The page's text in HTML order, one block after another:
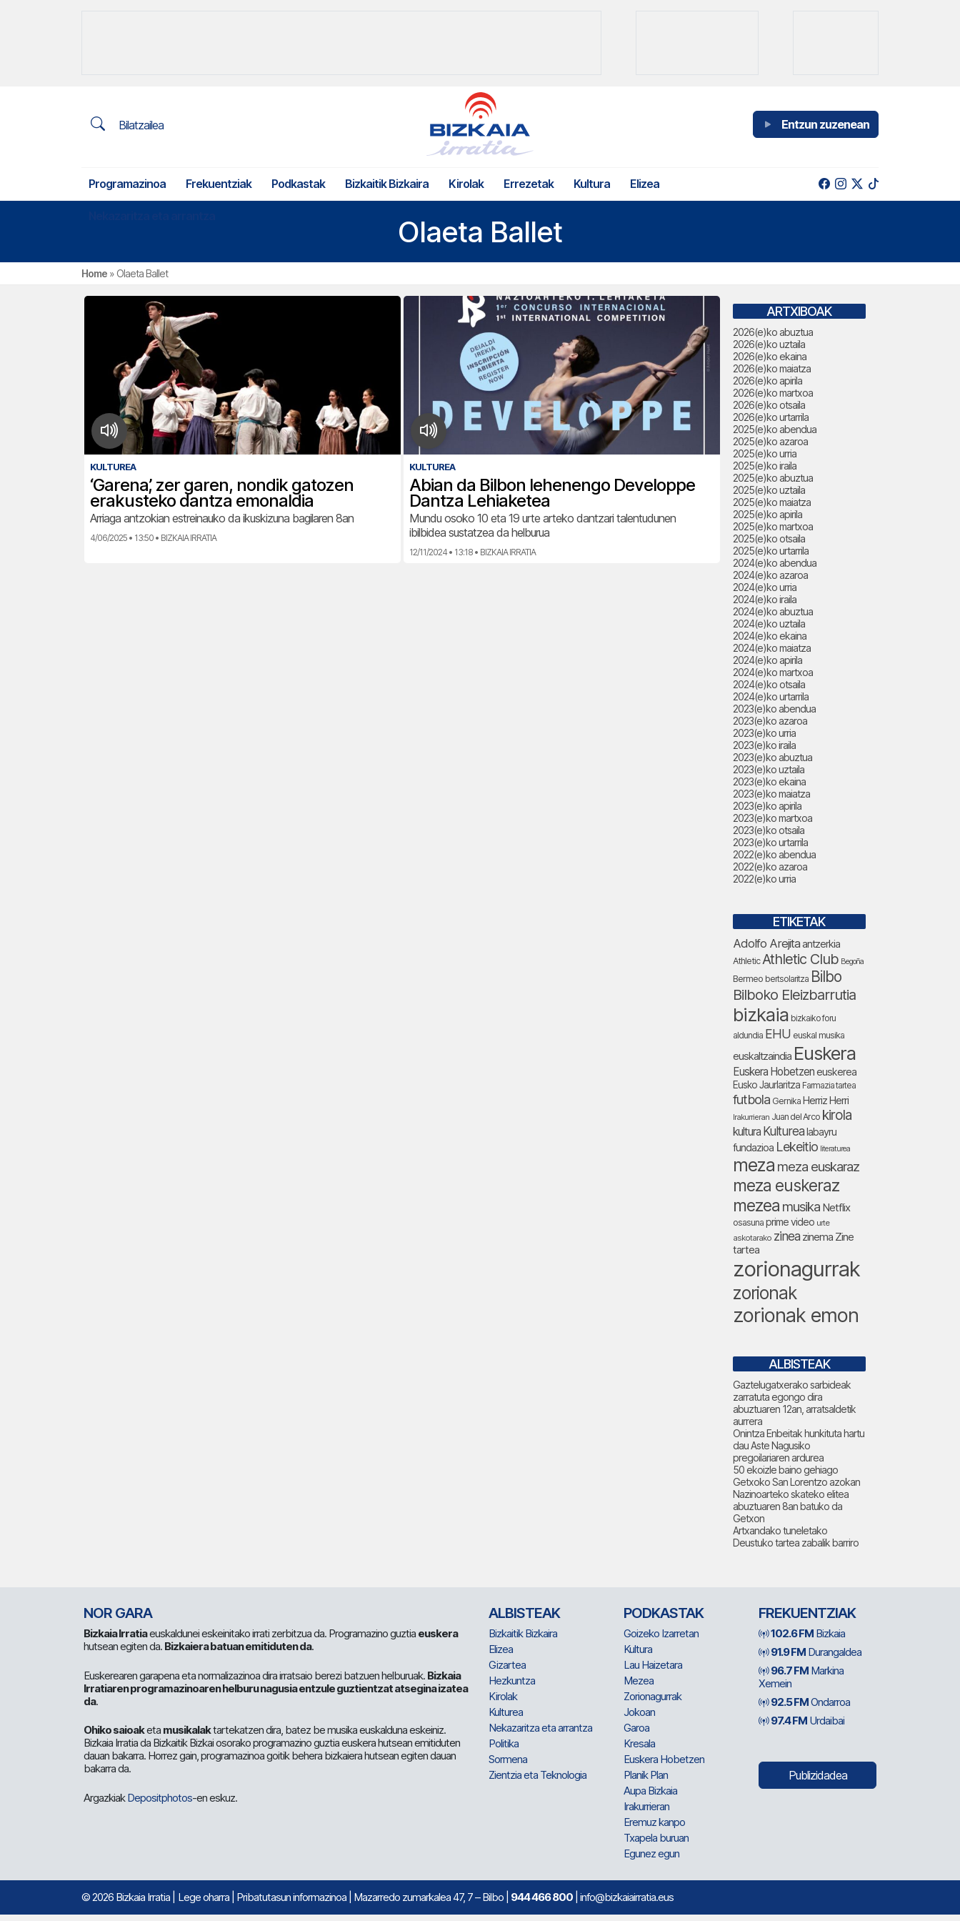
Bilatzailea Entzun zuzenean
Programazinoa Frekuentziak Podkastak Bizkaitik Bizkaira Kirolak Errezetak Kultura Elizea
Olaeta Ballet
Home » Olaeta Ballet
KULTUREA
‘Garena’, zer garen, nondik gatozen
erakusteko dantza emonaldia
Arriaga antzokian estreinauko da ikuskizuna bagilaren 8an
4/06/2025 • 13:50 • BIZKAIA IRRATIA
KULTUREA
Abian da Bilbon lehenengo Developpe
Dantza Lehiaketea
Mundu osoko 10 eta 19 urte arteko dantzari talentudunen
ibilbidea sustatzea da helburua
12/11/2024 • 13:18 • BIZKAIA IRRATIA
ARTXIBOAK
2026(e)ko abuztua
2026(e)ko uztaila
2026(e)ko ekaina
2026(e)ko maiatza
2026(e)ko apirila
2026(e)ko martxoa
2026(e)ko otsaila
2026(e)ko urtarrila
2025(e)ko abendua
2025(e)ko azaroa
2025(e)ko urria
2025(e)ko iraila
2025(e)ko abuztua
2025(e)ko uztaila
2025(e)ko maiatza
2025(e)ko apirila
2025(e)ko martxoa
2025(e)ko otsaila
2025(e)ko urtarrila
2024(e)ko abendua
2024(e)ko azaroa
2024(e)ko urria
2024(e)ko iraila
2024(e)ko abuztua
2024(e)ko uztaila
2024(e)ko ekaina
2024(e)ko maiatza
2024(e)ko apirila
2024(e)ko martxoa
2024(e)ko otsaila
2024(e)ko urtarrila
2023(e)ko abendua
2023(e)ko azaroa
2023(e)ko urria
2023(e)ko iraila
2023(e)ko abuztua
2023(e)ko uztaila
2023(e)ko ekaina
2023(e)ko maiatza
2023(e)ko apirila
2023(e)ko martxoa
2023(e)ko otsaila
2023(e)ko urtarrila
2022(e)ko abendua
2022(e)ko azaroa
2022(e)ko urria
ETIKETAK
Adolfo Arejitaantzerkia
Athletic Athletic Club Begoña
Bermeo bertsolaritza Bilbo
Bilboko Eleizbarrutia
bizkaia bizkaiko foru
aldundia EHU euskal musika
euskaltzaindia Euskera
Euskera Hobetzeneuskerea
Eusko Jaurlaritza Farmazia tartea
futbola Gernika Herriz Herri
Irakurrieran Juan del Arco kirola
kultura Kulturealabayru
fundazioa Lekeitio literaturea
meza meza euskaraz
meza euskeraz
mezea musika Netflix
osasuna prime video urte
askotarako zinea zinema Zine
tartea
zorionagurrak
zorionak
zorionak emon
ALBISTEAK
Gaztelugatxerako sarbideak
zarratuta egongo dira
abuztuaren 12an, arratsaldetik
aurrera
Onintza Enbeitak hunkituta hartu
dau Aste Nagusiko
pregoilariaren ardurea
50 ekoizle baino gehiago
Getxoko San Lorentzo azokan
Nazinoarteko skateko elitea
abuztuaren 8an batuko da
Getxon
Artxandako tuneletako
Deustuko tartea zabalik barriro
NOR GARA
Bizkaia Irratiaeuskaldunei eskeinitako irrati zerbitzua da. Programazino guztia euskera
hutsean egiten da. Bizkaiera batuan emitiduten da.
Euskerearen garapena eta normalizazinoa dira irratsaio berezi batzuen helburuak. Bizkaia
Irratiaren programazinoaren helburu nagusia entzule guztientzat atsegina izatea
da.
Ohiko saioaketa musikalaktartekatzen dira, batez be musika euskalduna eskeiniz.
Bizkaia Irratia da Bizkaitik Bizkai osorako programazino guztia euskera hutsean emitiduten
dauan bakarra. Horrez gain, programazinoa goitik behera bizkaiera hutsean egiten dauan
bakarra da.
ArgazkiakDepositphotos-en eskuz.
ALBISTEAK
Bizkaitik Bizkaira
Elizea
Gizartea
Hezkuntza
Kirolak
Kulturea
Nekazaritza eta arrantza
Politika
Sormena
Zientzia eta Teknologia
PODKASTAK
Goizeko Izarretan
Kultura
Lau Haizetara
Mezea
Zorionagurrak
Jokoan
Garoa
Kresala
Euskera Hobetzen
Planik Plan
Aupa Bizkaia
Irakurrieran
Eremuz kanpo
Txapela buruan
Egunez egun
FREKUENTZIAK
102.6 FM Bizkaia
91.9 FM Durangaldea
96.7 FM Markina
Xemein
92.5 FMOndarroa
97.4 FM Urdaibai
Publizidadea
© 2026 Bizkaia Irratia Lege oharra Pribatutasun informazinoa | Mazarredo zumarkalea 47, 7 – Bilbo | 944 466 800 | info@bizkaiairratia.eus